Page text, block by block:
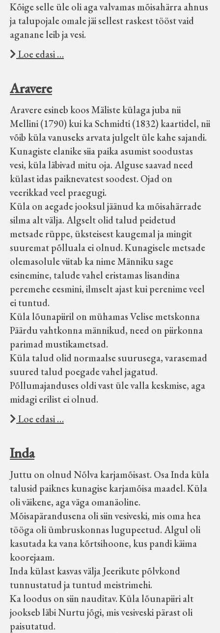
Velise kultuuri ja hariduse selts
Virtuaalnäitused
Tagasiside
Koduleht on teoks saanud tänu Sillaotsa
Muuseumisõprade Seltsingu, Kohaliku
Omaalgatuse Programmi ja Märjamaa
Vallavalitsuse abile.
Kõige selle üle oli aga valvamas mõisahärra ahnus
ja talupojale omale jäi sellest raskest tööst vaid
aganane leib ja vesi.
Loe edasi …
Aravere
Aravere esineb koos Mäliste külaga juba nii
Mellini (1790) kui ka Schmidti (1832) kaartidel, nii
võib küla vanuseks arvata julgelt üle kahe sajandi.
Kunagiste elanike siia paika asumist soodustas
vesi, küla läbivad mitu oja. Alguse saavad need
külast idas paiknevatest soodest. Ojad on
veerikkad veel praegugi.
Küla on aegade jooksul jäänud ka mõisahärrade
silma alt välja. Algselt olid talud peidetud
metsade rüppe, üksteisest kaugemal ja mingit
suuremat põlluala ei olnud. Kunagisele metsade
olemasolule viitab ka nime Männiku sage
esinemine, talude vahel eristamas lisandina
peremehe eesmini, ilmselt ajast kui perenime veel
ei tuntud.
Küla lõunapiiril on mühamas Velise metskonna
Päärdu vahtkonna männikud, need on piirkonna
parimad mustikametsad.
Küla talud olid normaalse suurusega, varasemad
suured talud poegade vahel jagatud.
Põllumajanduses oldi vast üle valla keskmise, aga
midagi erilist ei olnud.
Loe edasi …
Inda
Juttu on olnud Nõlva karjamõisast. Osa Inda küla
talusid paiknes kunagise karjamõisa maadel. Küla
oli väikene, aga väga omanäoline.
Mõisapärandusena oli siin vesiveski, mis oma hea
tööga oli ümbruskonnas lugupeetud. Algul oli
kasutada ka vana kõrtsihoone, kus pandi käima
koorejaam.
Inda külast kasvas välja Jeerikute põlvkond
tunnustatud ja tuntud meistrimehi.
Ka loodus on siin nauditav. Küla lõunapiiri alt
jookseb läbi Nurtu jõgi, mis vesiveski pärast oli
paisutatud.